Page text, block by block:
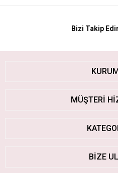
Bizi Takip
MÜŞTERİ
BİZE